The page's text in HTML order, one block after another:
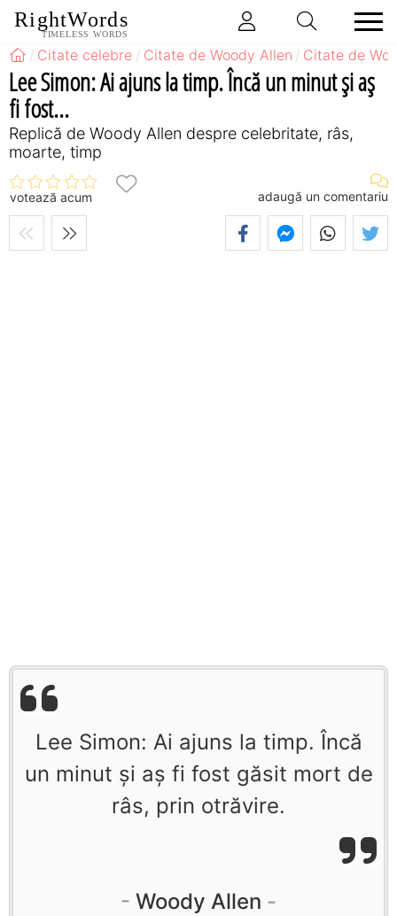
RightWords
TIMELESS WORDS
Citate celebre Citate de Woody Allen Citate de
Lee Simon: Ai ajuns la timp. Încă un minut şi aş
fi fost...
Replică de Woody Allen despre celebritate, râs,
moarte, timp
votează acum adaugă un comentariu
Lee Simon: Ai ajuns la timp. Încă
un minut şi aş fi fost găsit mort de
râs, prin otrăvire.
Woody Allen